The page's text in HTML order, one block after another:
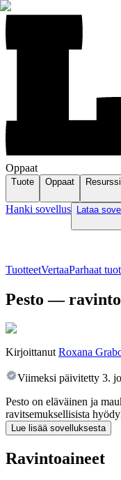
Oppaat
Tuote Oppaat
Hanki sovellus Lataa
TuotteetVertaaParhaat
Pesto —
Kirjoittanut Roxana
Viimeksi päivitetty 3.
Pesto on eläväinen ja
ravitsemuksellisista
Lue lisää sovelluksesta
Ravintoaineet